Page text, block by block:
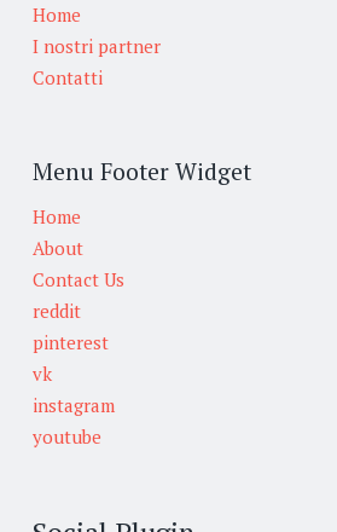
Home
I nostri partner
Contatti
Menu Footer Widget
Home
About
Contact Us
reddit
pinterest
vk
instagram
youtube